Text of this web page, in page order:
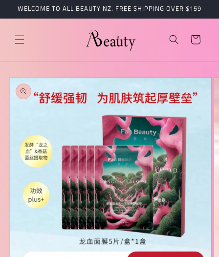
跳到内
WELCOME TO ALL BEAUTY NZ. FREE SHIPPING OVER $159
物
品信息